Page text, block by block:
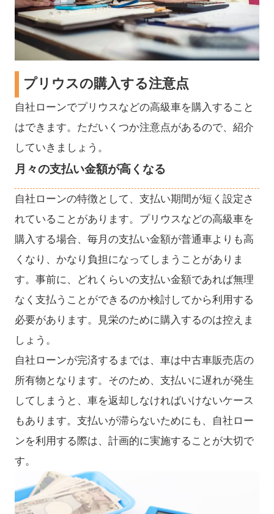
プリウスの購入する注意点
自社ローンでプリウスなどの高級車を購入すること
はできます。ただいくつか注意点があるので、紹介
していきましょう。
月々の支払い金額が高くなる
自社ローンの特徴として、支払い期間が短く設定さ
れていることがあります。プリウスなどの高級車を
購入する場合、毎月の支払い金額が普通車よりも高
くなり、かなり負担になってしまうことがありま
す。事前に、どれくらいの支払い金額であれば無理
なく支払うことができるのか検討してから利用する
必要があります。見栄のために購入するのは控えま
しょう。
自社ローンが完済するまでは、車は中古車販売店の
所有物となります。そのため、支払いに遅れが発生
してしまうと、車を返却しなければいけないケース
もあります。支払いが滞らないためにも、自社ロー
ンを利用する際は、計画的に実施することが大切で
す。